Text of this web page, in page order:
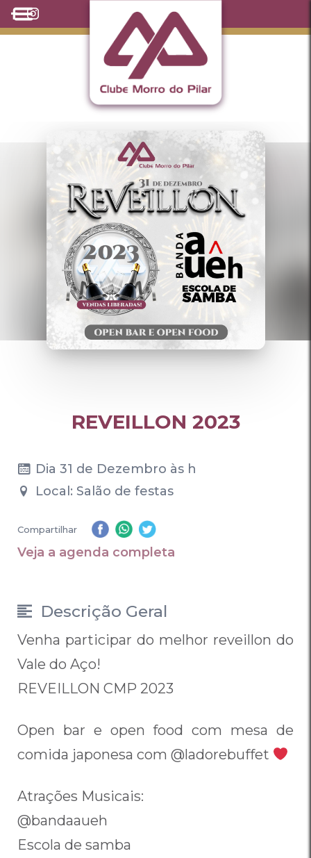
REVEILLON 2023
Dia 31 de Dezembro às h
Local: Salão de festas
Compartilhar
Veja a agenda completa
Descrição Geral
Venha participar do melhor reveillon do
Vale do Aço!
REVEILLON CMP 2023
Open bar e open food com mesa de
comida japonesa com @ladorebuffet
Atrações Musicais:
@bandaaueh
Escola de samba